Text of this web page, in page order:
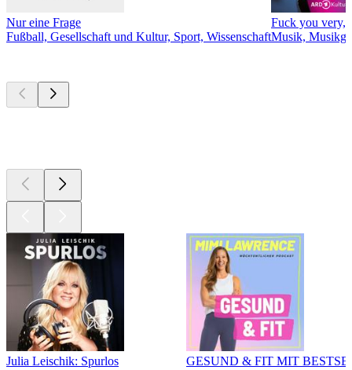
Nur eine Frage
Fußball, Gesellschaft und Kultur, Sport, Wissenschaft
Fuck you very,
Musik,
Julia Leischik: Spurlos
GESUND & FIT MIT